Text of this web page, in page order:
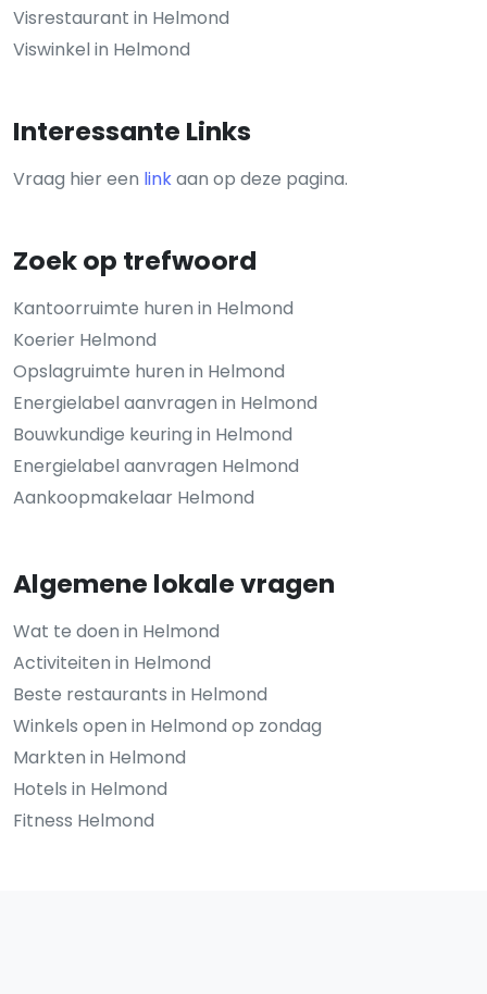
Visrestaurant in Helmond
Viswinkel in Helmond
Interessante Links
Vraag hier een linkaan op deze pagina.
Zoek op trefwoord
Kantoorruimte huren in Helmond
Koerier Helmond
Opslagruimte huren in Helmond
Energielabel aanvragen in Helmond
Bouwkundige keuring in Helmond
Energielabel aanvragen Helmond
Aankoopmakelaar Helmond
Algemene lokale vragen
Wat te doen in Helmond
Activiteiten in Helmond
Beste restaurants in Helmond
Winkels open in Helmond op zondag
Markten in Helmond
Hotels in Helmond
Fitness Helmond